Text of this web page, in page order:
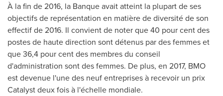
À la fin de 2016, la Banque avait atteint la plupart de ses
objectifs de représentation en matière de diversité de son
effectif de 2016. Il convient de noter que 40 pour cent des
postes de haute direction sont détenus par des femmes et
que 36,4 pour cent des membres du conseil
d'administration sont des femmes. De plus, en 2017, BMO
est devenue l'une des neuf entreprises à recevoir un prix
Catalyst deux fois à l'échelle mondiale.